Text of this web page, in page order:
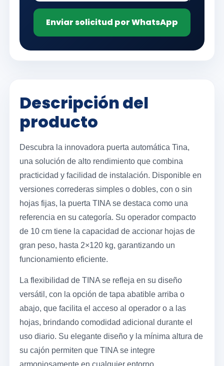
Enviar solicitud por WhatsApp
Descripción del
producto
Descubra la innovadora puerta automática Tina,
una solución de alto rendimiento que combina
practicidad y facilidad de instalación. Disponible en
versiones correderas simples o dobles, con o sin
hojas fijas, la puerta TINA se destaca como una
referencia en su categoría. Su operador compacto
de 10 cm tiene la capacidad de accionar hojas de
gran peso, hasta 2×120 kg, garantizando un
funcionamiento eficiente.
La flexibilidad de TINA se refleja en su diseño
versátil, con la opción de tapa abatible arriba o
abajo, que facilita el acceso al operador o a las
hojas, brindando comodidad adicional durante el
uso diario. Su elegante diseño y la mínima altura de
su cajón permiten que TINA se integre